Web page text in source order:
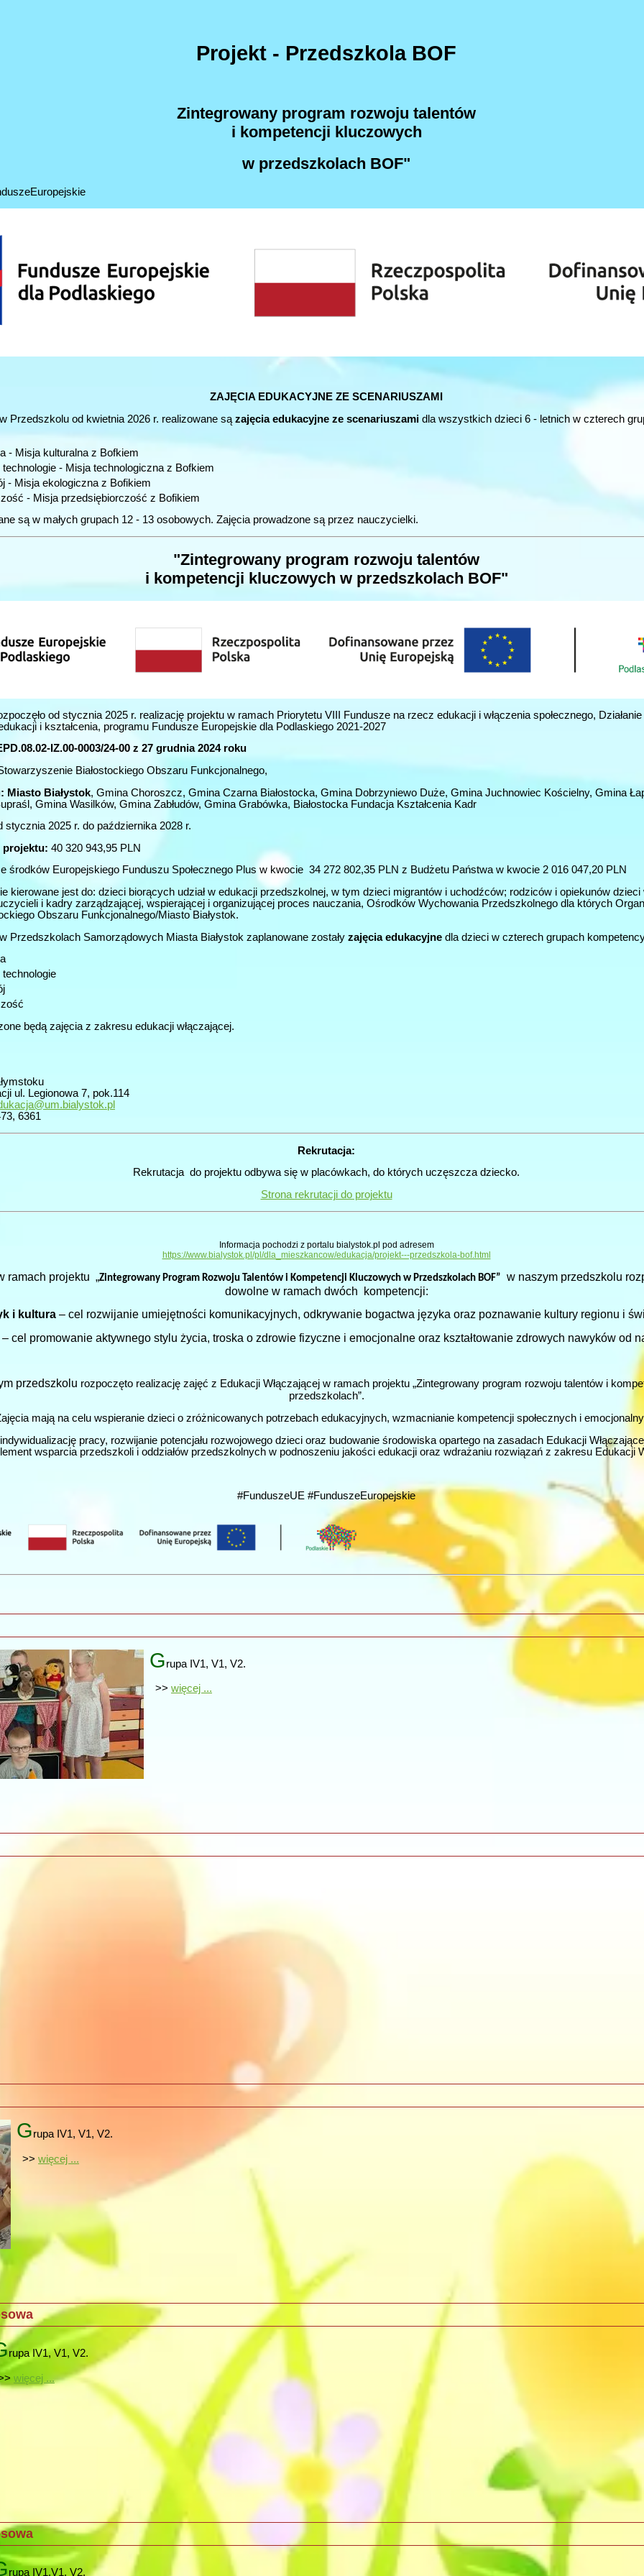
Projekt - Przedszkola BOF
Zintegrowany program rozwoju talentów
i kompetencji kluczowych
w przedszkolach BOF"
ZAJĘCIA EDUKACYJNE ZE SCENARIUSZAMI
Przedszkolu od kwietnia 2026 r. realizowane są zajęcia edukacyjne ze scenariuszami dla wszystkich dzieci 6 - letnich w czterech
- Misja kulturalna z Bofkiem
technologie - Misja technologiczna z Bofkiem
- Misja ekologiczna z Bofikiem
- Misja przedsiębiorczość z Bofikiem
są w małych grupach 12 - 13 osobowych. Zajęcia prowadzone są przez nauczycielki.
"Zintegrowany program rozwoju talentów
i kompetencji kluczowych w przedszkolach BOF"
od stycznia 2025 r. realizację projektu w ramach Priorytetu VIII Fundusze na rzecz edukacji i włączenia społecznego,
i kształcenia, programu Fundusze Europejskie dla Podlaskiego 2021-2027
IZ.00-0003/24-00 z 27 grudnia 2024 roku
Białostockiego Obszaru Funkcjonalnego,
Miasto Białystok, Gmina Choroszcz, Gmina Czarna Białostocka, Gmina Dobrzyniewo Duże, Gmina Juchnowiec Kościelny, Gmina
Gmina Wasilków, Gmina Zabłudów, Gmina Grabówka, Białostocka Fundacja Kształcenia Kadr
stycznia 2025 r. do października 2028 r.
projektu: 40 320 943,95 PLN
środków Europejskiego Funduszu Społecznego Plus w kwocie 34 272 802,35 PLN z Budżetu Państwa w kwocie 2 016 047,20 PLN
kierowane jest do: dzieci biorących udział w edukacji przedszkolnej, w tym dzieci migrantów i uchodźców; rodziców i opiekunów dzieci
i kadry zarządzającej, wspierającej i organizującej proces nauczania, Ośrodków Wychowania Przedszkolnego dla których
Obszaru Funkcjonalnego/Miasto Białystok.
Przedszkolach Samorządowych Miasta Białystok zaplanowane zostały zajęcia edukacyjne dla dzieci w czterech grupach
technologie
będą zajęcia z zakresu edukacji włączającej.
ul. Legionowa 7, pok.114
6361
Rekrutacja:
Rekrutacja do projektu odbywa się w placówkach, do których uczęszcza dziecko.
Strona rekrutacji do projektu
Informacja pochodzi z portalu bialystok.pl pod adresem
https://www.bialystok.pl/pl/dla_mieszkancow/edukacja/projekt---przedszkola-bof.html
ramach projektu „Zintegrowany Program Rozwoju Talentów i Kompetencji Kluczowych w Przedszkolach BOF” w naszym przedszkolu
dowolne w ramach dwóch kompetencji:
i kultura – cel rozwijanie umiejętności komunikacyjnych, odkrywanie bogactwa języka oraz poznawanie kultury regionu i
cel promowanie aktywnego stylu życia, troska o zdrowie fizyczne i emocjonalne oraz kształtowanie zdrowych nawyków od
przedszkolu rozpoczęto realizację zajęć z Edukacji Włączającej w ramach projektu „Zintegrowany program rozwoju talentów i
przedszkolach”.
mają na celu wspieranie dzieci o zróżnicowanych potrzebach edukacyjnych, wzmacnianie kompetencji społecznych i
pracy, rozwijanie potencjału rozwojowego dzieci oraz budowanie środowiska opartego na zasadach Edukacji
wsparcia przedszkoli i oddziałów przedszkolnych w podnoszeniu jakości edukacji oraz wdrażaniu rozwiązań z zakresu Edukacji
#FunduszeUE #FunduszeEuropejskie
Grupa IV1, V1, V2.
>> więcej ...
Grupa IV1, V1, V2.
>> więcej ...
rupa IV1, V1, V2.
więcej ...
rupa IV1,V1, V2.